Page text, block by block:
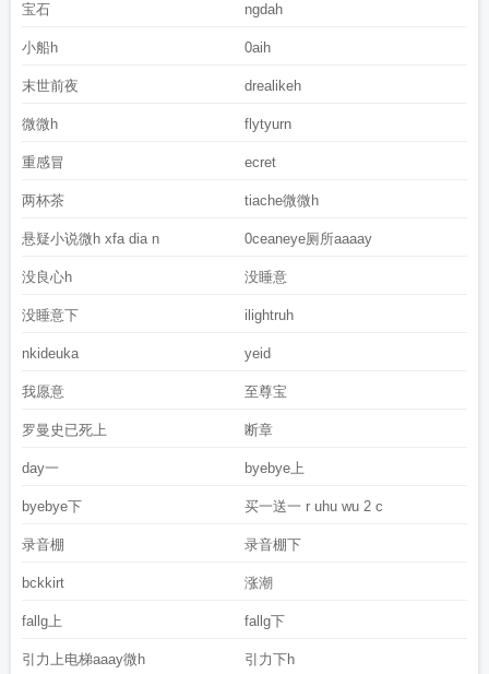
宝石 ngdah
小船h 0aih
末世前夜 drealikeh
微微h flytyurn
重感冒 ecret
两杯茶 tiache微微h
悬疑小说微h xfa dia n 0ceaneye厕所aaaay
没良心h 没睡意
没睡意下 ilightruh
nkideuka yeid
我愿意 至尊宝
罗曼史已死上 断章
day一 byebye上
byebye下 买一送一 r uhu wu 2 c
录音棚 录音棚下
bckkirt 涨潮
fallg上 fallg下
引力上电梯aaay微h 引力下h